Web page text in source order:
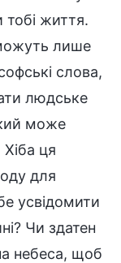
тобі життя.
лише
слова,
людське
може
ця
для
усвідомити
Чи здатен
небеса, щоб